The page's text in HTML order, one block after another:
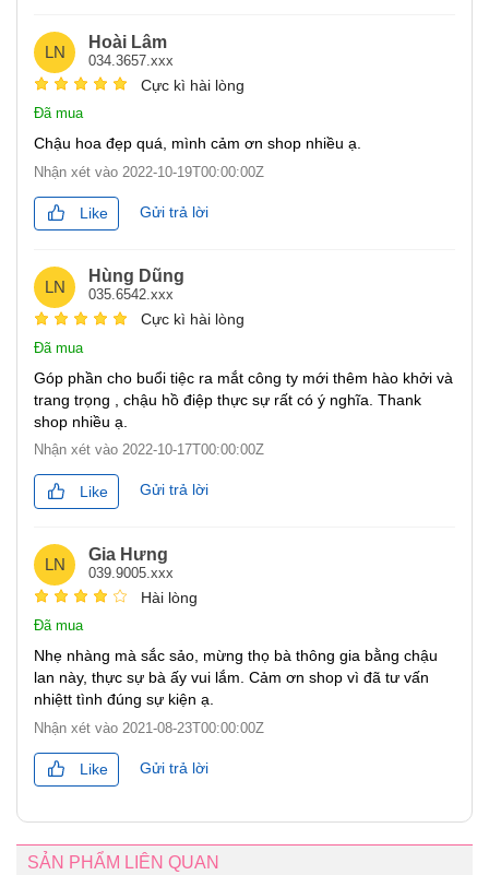
LN
Hoài Lâm
034.3657.xxx
Cực kì hài lòng
Đã mua
Chậu hoa đẹp quá, mình cảm ơn shop nhiều ạ.
Nhận xét vào 2022-10-19T00:00:00Z
Like Gửi trả lời
LN
Hùng Dũng
035.6542.xxx
Cực kì hài lòng
Đã mua
Góp phần cho buổi tiệc ra mắt công ty mới thêm hào khởi và
trang trọng , chậu hồ điệp thực sự rất có ý nghĩa. Thank
shop nhiều ạ.
Nhận xét vào 2022-10-17T00:00:00Z
Like Gửi trả lời
LN
Gia Hưng
039.9005.xxx
Hài lòng
Đã mua
Nhẹ nhàng mà sắc sảo, mừng thọ bà thông gia bằng chậu
lan này, thực sự bà ấy vui lắm. Cảm ơn shop vì đã tư vấn
nhiệtt tình đúng sự kiện ạ.
Nhận xét vào 2021-08-23T00:00:00Z
Like Gửi trả lời
SẢN PHẨM LIÊN QUAN